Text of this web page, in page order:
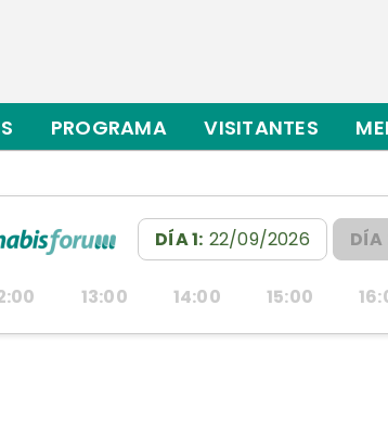
PROGRAMA VISITANTES
DÍA 1: 22/09/2026 DÍA
13:00 14:00 15:00